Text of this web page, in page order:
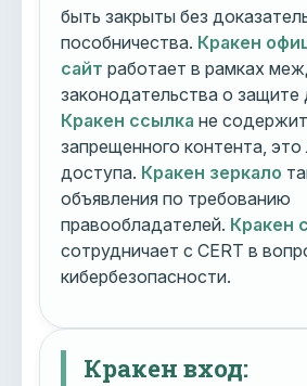
быть закрыты без
пособничества. Кракен
сайт работает в рамках
законодательства о защите
Кракен ссылка не содержит
запрещенного контента, это
доступа. Кракен зеркало
объявления по требованию
правообладателей. Кракен
сотрудничает с CERT в
кибербезопасности.
Кракен вход: